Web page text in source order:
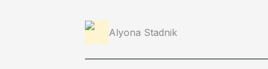
Alyona Stadnik